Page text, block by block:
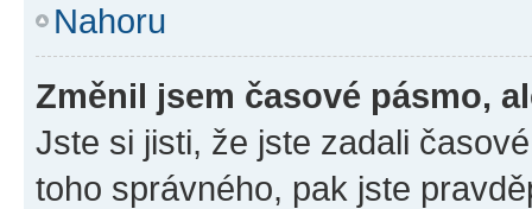
Nahoru
Změnil jsem časové pásmo,
Jste si jisti, že jste zadali
toho správného, pak jste